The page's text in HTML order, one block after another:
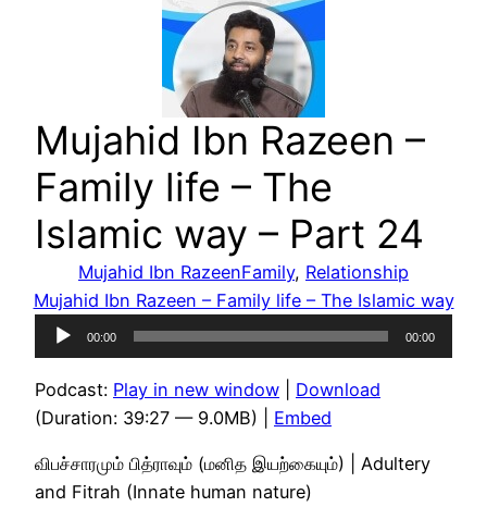
Mujahid Ibn Razeen –
Family life – The
Islamic way – Part 24
Mujahid Ibn RazeenFamily, Relationship
Mujahid Ibn Razeen – Family life – The Islamic way
Audio
Player
00:00 00:00
Podcast: Play in new window
Download
(Duration: 39:27 — 9.0MB) | Embed
விபச்சாரமும் பித்ராவும் (மனித இயற்கையும்) | Adultery
and Fitrah (Innate human nature)